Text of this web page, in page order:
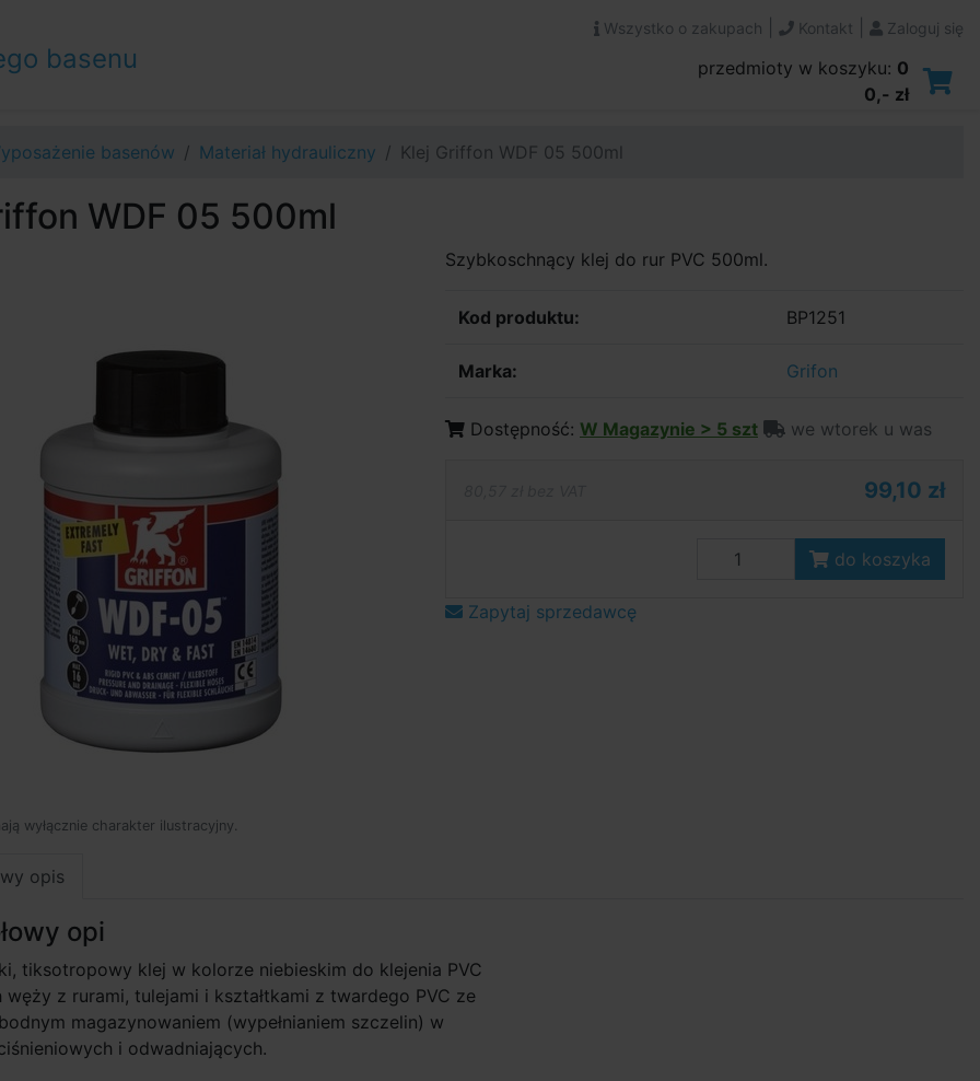
basenu
Wszystko o zakupach Kontakt Zaloguj się
przedmioty w koszyku: 0
0,- zł
basenów Materiał hydrauliczny Klej Griffon WDF 05 500ml
WDF 05 500ml
wyłącznie charakter ilustracyjny.
Szybkoschnący klej do rur PVC 500ml.
Kod produktu: BP1251
Marka: Grifon
Dostępność: W Magazynie > 5 szt we wtorek u was
99,10 zł
do koszyka
Zapytaj sprzedawcę
opis
opi
tiksotropowy klej w kolorze niebieskim do klejenia PVC
węży z rurami, tulejami i kształtkami z twardego PVC ze
magazynowaniem (wypełnianiem szczelin) w
i odwadniających.